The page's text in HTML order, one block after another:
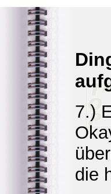
7.)
die